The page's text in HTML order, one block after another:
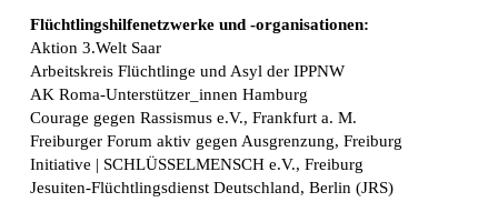
Flüchtlingshilfenetzwerke und -organisationen:
Aktion 3.Welt Saar
Arbeitskreis Flüchtlinge und Asyl der IPPNW
AK Roma-Unterstützer_innen Hamburg
Courage gegen Rassismus e.V., Frankfurt a. M.
Freiburger Forum aktiv gegen Ausgrenzung, Freiburg
Initiative | SCHLÜSSELMENSCH e.V., Freiburg
Jesuiten-Flüchtlingsdienst Deutschland, Berlin (JRS)